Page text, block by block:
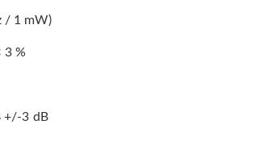
/ 1 mW)
3 %
+/-3 dB